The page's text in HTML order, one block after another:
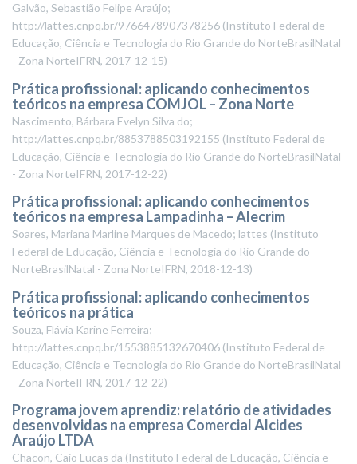
Galvão, Sebastião Felipe Araújo;
http://lattes.cnpq.br/9766478907378256 (Instituto Federal de
Educação, Ciência e Tecnologia do Rio Grande do NorteBrasilNatal
- Zona NorteIFRN, 2017-12-15)
Prática profissional: aplicando conhecimentos
teóricos na empresa COMJOL – Zona Norte
Nascimento, Bárbara Evelyn Silva do;
http://lattes.cnpq.br/8853788503192155 (Instituto Federal de
Educação, Ciência e Tecnologia do Rio Grande do NorteBrasilNatal
- Zona NorteIFRN, 2017-12-22)
Prática profissional: aplicando conhecimentos
teóricos na empresa Lampadinha – Alecrim
Soares, Mariana Marline Marques de Macedo; lattes (Instituto
Federal de Educação, Ciência e Tecnologia do Rio Grande do
NorteBrasilNatal - Zona NorteIFRN, 2018-12-13)
Prática profissional: aplicando conhecimentos
teóricos na prática
Souza, Flávia Karine Ferreira;
http://lattes.cnpq.br/1553885132670406 (Instituto Federal de
Educação, Ciência e Tecnologia do Rio Grande do NorteBrasilNatal
- Zona NorteIFRN, 2017-12-22)
Programa jovem aprendiz: relatório de atividades
desenvolvidas na empresa Comercial Alcides
Araújo LTDA
Chacon, Caio Lucas da (Instituto Federal de Educação, Ciência e